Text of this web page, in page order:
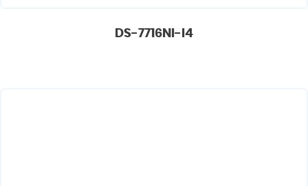
DS-7716NI-I4